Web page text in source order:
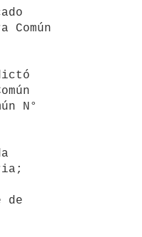
Común
N°